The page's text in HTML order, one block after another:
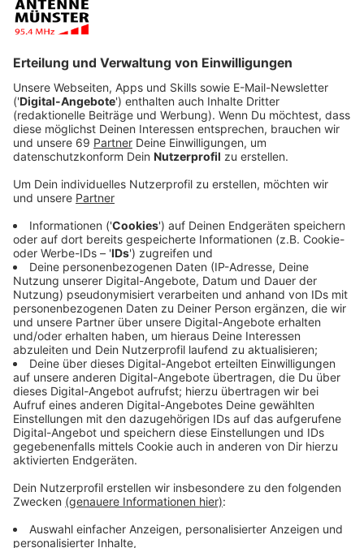
Anzeige
Er ist einer der größten Freiluftmärkte Europas:
Münsters Promenaden-Flohmarkt. Am nächsten
Wochenende heißt es dann "Schnäppchenjagd im
Mondlicht", wenn der Nachtflohmarkt ab 20 Uhr
stattfindet. Etwa 600 private und 150 professionelle
Verkäufer:innen bieten an der Promenade und am
Schloss ihre Ware an. Die Profis verkaufen vor dem
erleuchteten Schloss, während der private Teil des
Flohmarkts entlang der Promenade zwischen Kruse
Baimken und Gerichtstraße verläuft.
Anzeige
Weil Trödeln hungrig macht, gibt es außerdem ein
breites Essensangebot: In Schlossnähe, bei den
gewerblichen Ständen, gibt es eine riesige Auswahl an
Verpflegungsmöglichkeiten: Neben Bratwürsten,
Pommes, Spätzle, Döner, Eis, Donuts oder
orientalischen Spezialitäten können die
Flohmarktbesucher:innen die Nacht mit einem Glas
Wein oder anderen Getränken vor dem Schloss
ausklingen lassen.
Anzeige